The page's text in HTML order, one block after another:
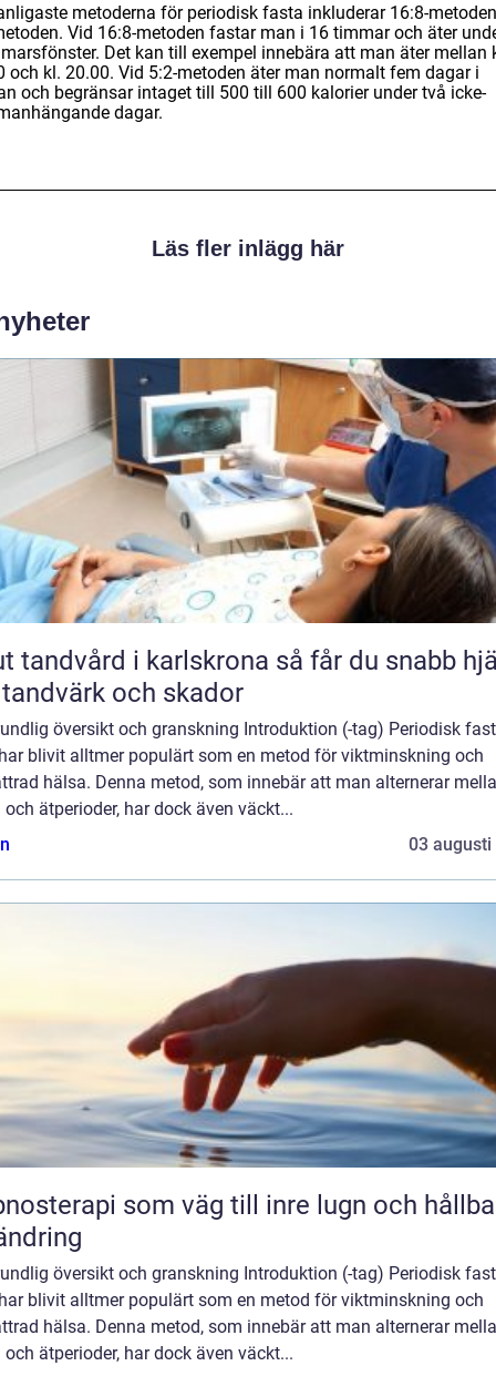
metoderna för periodisk fasta inkluderar 16:8-
Vid 16:8-metoden fastar man i 16 timmar och äter
Det kan till exempel innebära att man äter mellan
och kl. 20.00. Vid 5:2-metoden äter man normalt fem dagar i
och begränsar intaget till 500 till 600 kalorier under två icke-
dagar.
Läs fler inlägg här
i karlskrona så får du snabb hjälp
och skador
översikt och granskning Introduktion (-tag) Periodisk
blivit alltmer populärt som en metod för viktminskning och
hälsa. Denna metod, som innebär att man alternerar
ätperioder, har dock även väckt...
03 augusti
som väg till inre lugn och
översikt och granskning Introduktion (-tag) Periodisk
blivit alltmer populärt som en metod för viktminskning och
hälsa. Denna metod, som innebär att man alternerar
ätperioder, har dock även väckt...